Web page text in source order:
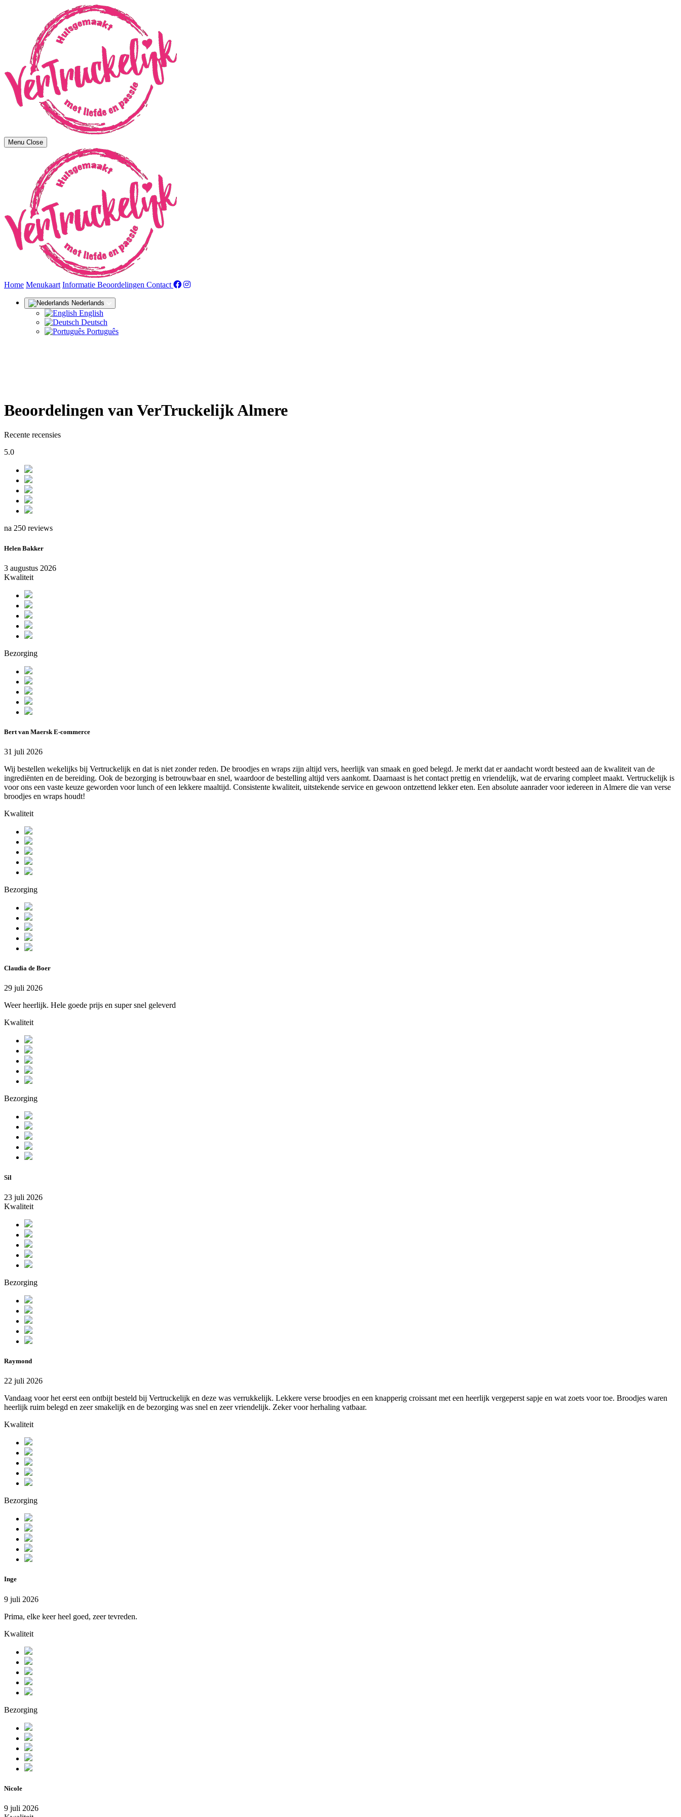
Menu Close
Home Menukaart Informatie Beoordelingen (huidige)
Contact
Nederlands
English
Deutsch
Português
Beoordelingen van VerTruckelijk Almere
Recente recensies
5.0
na 250 reviews
Helen Bakker
3 augustus 2026
Kwaliteit
Bezorging
Bert van Maersk E-commerce
31 juli 2026
Wij bestellen wekelijks bij Vertruckelijk en dat is niet zonder reden. De broodjes en wraps zijn altijd vers, heerlijk van smaak en goed belegd. Je merkt dat er aandacht wordt besteed aan de kwaliteit van de
ingrediënten en de bereiding. Ook de bezorging is betrouwbaar en snel, waardoor de bestelling altijd vers aankomt. Daarnaast is het contact prettig en vriendelijk, wat de ervaring compleet maakt. Vertruckelijk is
voor ons een vaste keuze geworden voor lunch of een lekkere maaltijd. Consistente kwaliteit, uitstekende service en gewoon ontzettend lekker eten. Een absolute aanrader voor iedereen in Almere die van verse
broodjes en wraps houdt!
Kwaliteit
Bezorging
Claudia de Boer
29 juli 2026
Weer heerlijk. Hele goede prijs en super snel geleverd
Kwaliteit
Bezorging
Sil
23 juli 2026
Kwaliteit
Bezorging
Raymond
22 juli 2026
Vandaag voor het eerst een ontbijt besteld bij Vertruckelijk en deze was verrukkelijk. Lekkere verse broodjes en een knapperig croissant met een heerlijk vergeperst sapje en wat zoets voor toe. Broodjes waren
heerlijk ruim belegd en zeer smakelijk en de bezorging was snel en zeer vriendelijk. Zeker voor herhaling vatbaar.
Kwaliteit
Bezorging
Inge
9 juli 2026
Prima, elke keer heel goed, zeer tevreden.
Kwaliteit
Bezorging
Nicole
9 juli 2026